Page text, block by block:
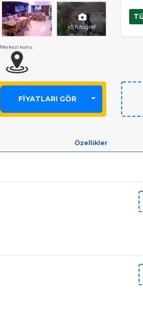
+5 fotoğraf
Merkezi konu.
FİYATLARI GÖR
Özellikler